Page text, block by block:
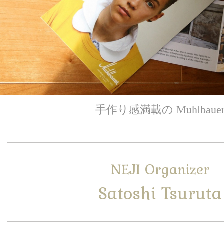
手作り感満載の
NEJI Organizer
Satoshi Tsuruta